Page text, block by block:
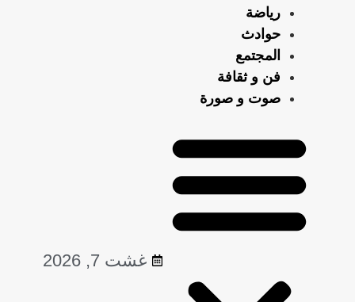
رياضة
حوادث
المجتمع
فن و ثقافة
صوت و صورة
غشت 7, 2026